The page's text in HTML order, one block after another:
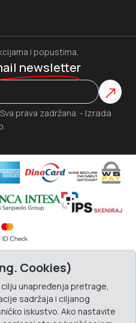
prava zadržana. - Izrada
i popustima.
newsletter
Cookies)
unapređenja pretrage,
sadržaja i ciljanog
iskustvo. Ako nastavite